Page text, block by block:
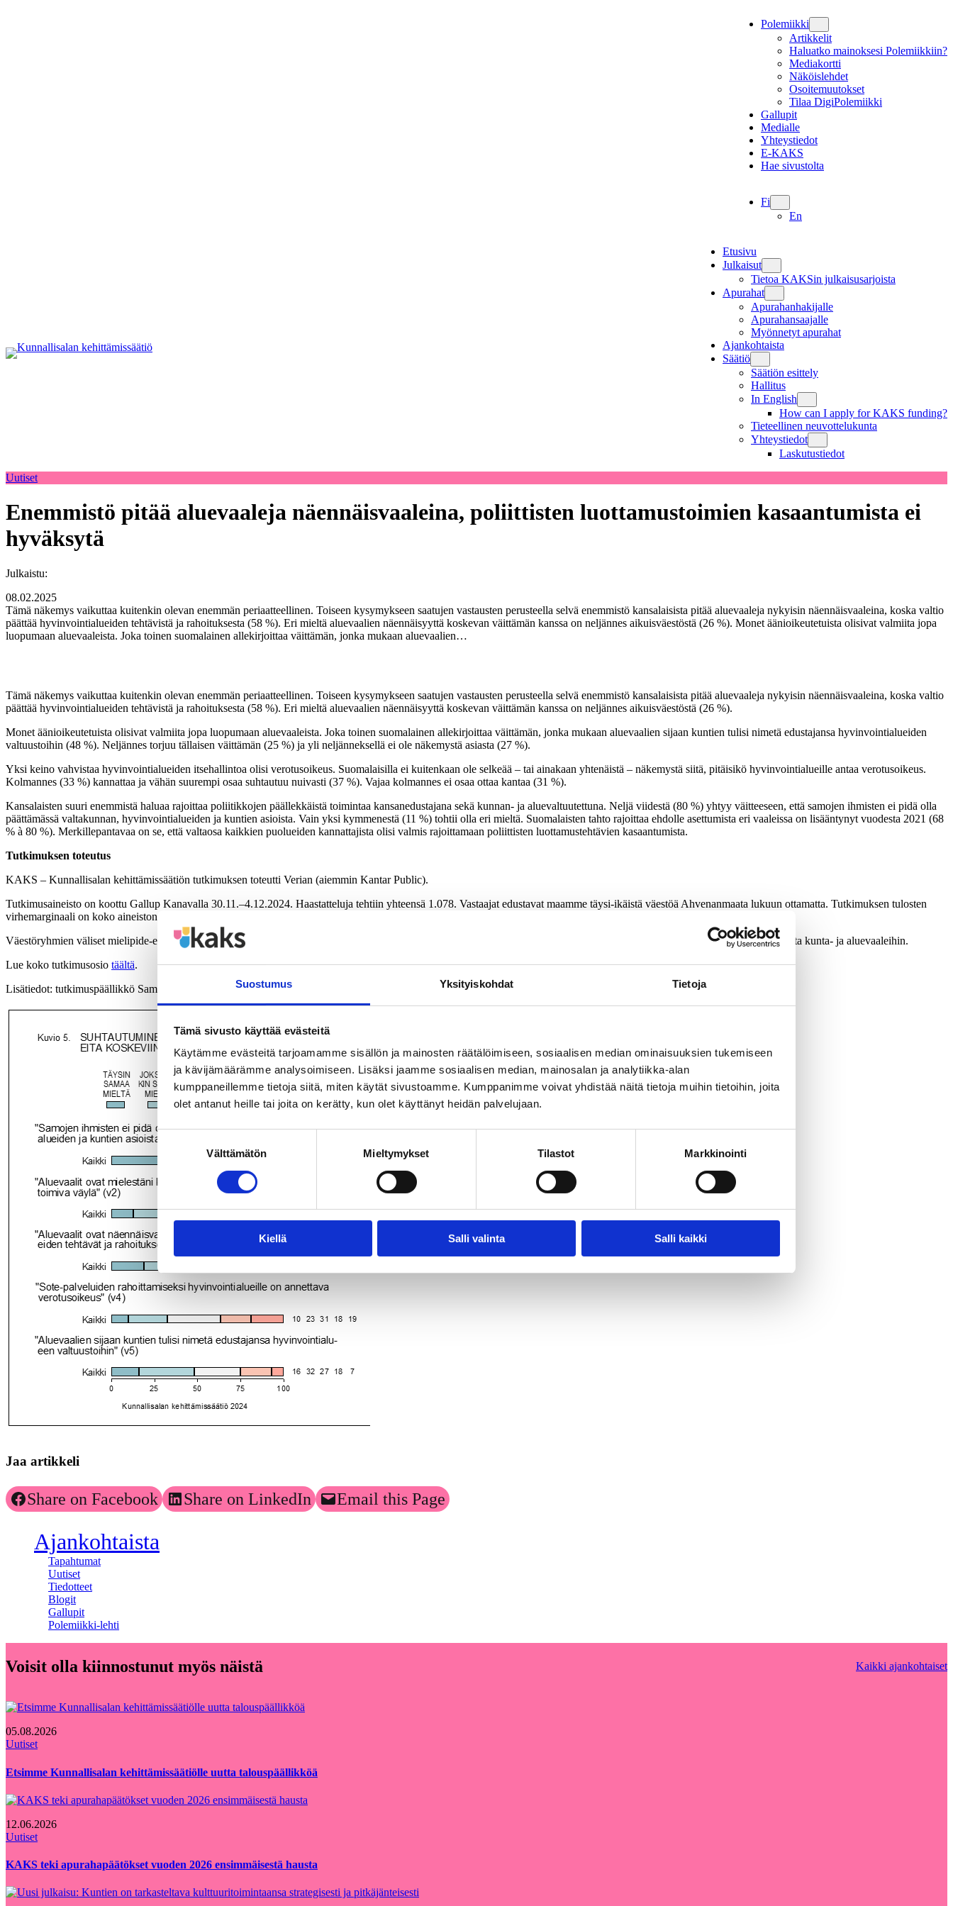
Suostumus Yksityiskohdat Tietoja
Tämä sivusto käyttää evästeitä
Käytämme evästeitä tarjoamamme sisällön ja mainosten räätälöimiseen, sosiaalisen median ominaisuuksien tukemiseen
ja kävijämäärämme analysoimiseen. Lisäksi jaamme sosiaalisen median, mainosalan ja analytiikka-alan
kumppaneillemme tietoja siitä, miten käytät sivustoamme. Kumppanimme voivat yhdistää näitä tietoja muihin tietoihin, joita
olet antanut heille tai joita on kerätty, kun olet käyttänyt heidän palvelujaan.
Suostumuksen
valinta
Välttämätön Mieltymykset Tilastot Markkinointi
Kiellä Salli valinta Salli kaikki
Polemiikki
Artikkelit
Haluatko mainoksesi Polemiikkiin?
Mediakortti
Näköislehdet
Osoitemuutokset
Tilaa DigiPolemiikki
Gallupit
Medialle
Yhteystiedot
E-KAKS
Hae sivustolta
Fi
En
Etusivu
Julkaisut
Tietoa KAKSin julkaisusarjoista
Apurahat
Apurahanhakijalle
Apurahansaajalle
Myönnetyt apurahat
Ajankohtaista
Säätiö
Säätiön esittely
Hallitus
In English
How can I apply for KAKS funding?
Tieteellinen neuvottelukunta
Yhteystiedot
Laskutustiedot
Uutiset
Enemmistö pitää aluevaaleja näennäisvaaleina, poliittisten luottamustoimien kasaantumista ei
hyväksytä
Julkaistu:
08.02.2025
Tämä näkemys vaikuttaa kuitenkin olevan enemmän periaatteellinen. Toiseen kysymykseen saatujen vastausten perusteella selvä enemmistö kansalaisista pitää aluevaaleja nykyisin näennäisvaaleina, koska valtio
päättää hyvinvointialueiden tehtävistä ja rahoituksesta (58 %). Eri mieltä aluevaalien näennäisyyttä koskevan väittämän kanssa on neljännes aikuisväestöstä (26 %). Monet äänioikeutetuista olisivat valmiita jopa
luopumaan aluevaaleista. Joka toinen suomalainen allekirjoittaa väittämän, jonka mukaan aluevaalien…
Tämä näkemys vaikuttaa kuitenkin olevan enemmän periaatteellinen. Toiseen kysymykseen saatujen vastausten perusteella selvä enemmistö kansalaisista pitää aluevaaleja nykyisin näennäisvaaleina, koska valtio
päättää hyvinvointialueiden tehtävistä ja rahoituksesta (58 %). Eri mieltä aluevaalien näennäisyyttä koskevan väittämän kanssa on neljännes aikuisväestöstä (26 %).
Monet äänioikeutetuista olisivat valmiita jopa luopumaan aluevaaleista. Joka toinen suomalainen allekirjoittaa väittämän, jonka mukaan aluevaalien sijaan kuntien tulisi nimetä edustajansa hyvinvointialueiden
valtuustoihin (48 %). Neljännes torjuu tällaisen väittämän (25 %) ja yli neljänneksellä ei ole näkemystä asiasta (27 %).
Yksi keino vahvistaa hyvinvointialueiden itsehallintoa olisi verotusoikeus. Suomalaisilla ei kuitenkaan ole selkeää – tai ainakaan yhtenäistä – näkemystä siitä, pitäisikö hyvinvointialueille antaa verotusoikeus.
Kolmannes (33 %) kannattaa ja vähän suurempi osaa suhtautuu nuivasti (37 %). Vajaa kolmannes ei osaa ottaa kantaa (31 %).
Kansalaisten suuri enemmistä haluaa rajoittaa poliitikkojen päällekkäistä toimintaa kansanedustajana sekä kunnan- ja aluevaltuutettuna. Neljä viidestä (80 %) yhtyy väitteeseen, että samojen ihmisten ei pidä olla
päättämässä valtakunnan, hyvinvointialueiden ja kuntien asioista. Vain yksi kymmenestä (11 %) tohtii olla eri mieltä. Suomalaisten tahto rajoittaa ehdolle asettumista eri vaaleissa on lisääntynyt vuodesta 2021 (68
% à 80 %). Merkillepantavaa on se, että valtaosa kaikkien puolueiden kannattajista olisi valmis rajoittamaan poliittisten luottamustehtävien kasaantumista.
Tutkimuksen toteutus
KAKS – Kunnallisalan kehittämissäätiön tutkimuksen toteutti Verian (aiemmin Kantar Public).
Tutkimusaineisto on koottu Gallup Kanavalla 30.11.–4.12.2024. Haastatteluja tehtiin yhteensä 1.078. Vastaajat edustavat maamme täysi-ikäistä väestöä Ahvenanmaata lukuun ottamatta. Tutkimuksen tulosten
virhemarginaali on koko aineiston tasolla suurimmillaan vajaat kolme prosenttiyksikköä suuntaansa.
Väestöryhmien väliset mielipide-erot ja muutokset aiemmista tutkimuksista esitellään tutkimusosiossa, joka sisältää muitakin kuin tässä tiedotteessa esiteltyjä tietoja suhtautumisesta kunta- ja aluevaaleihin.
Lue koko tutkimusosio täältä.
Lisätiedot: tutkimuspäällikkö Sami Borg, KAKS,
sami.borg@kaks.fi
Jaa artikkeli
Share on Facebook Share on LinkedIn Email this Page
Ajankohtaista
Tapahtumat
Uutiset
Tiedotteet
Blogit
Gallupit
Polemiikki-lehti
Voisit olla kiinnostunut myös näistä Kaikki ajankohtaiset
05.08.2026
Uutiset
Etsimme Kunnallisalan kehittämissäätiölle uutta talouspäällikköä
12.06.2026
Uutiset
KAKS teki apurahapäätökset vuoden 2026 ensimmäisestä hausta